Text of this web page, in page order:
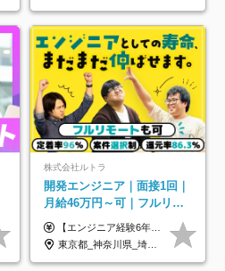
株式会社ルトラ
開発エンジニア｜面接1回｜
月給46万円～可｜フルリモ
ートも可｜案件選択制｜定
着率96％以上｜副業OK｜住
宅手当
【エンジニア経験6年以上の方】 月給46万円～100万円（固定残業代含む） ※上記月給には月30時間分の固定残業代（月8万7,400円～月19万円）を含む。超過分は全額支給。 【エンジニア経験4年以上の方】 月給42万円～100万円（固定残業代含む） ※上記月給には月30時間分の固定残業代（月7万9,800円～月19万円）を含む。超過分は全額支給。 【エンジニア経験4年未満の方】 月給38万円～100万円（固定残業代含む） ※上記月給には月30時間分の固定残業代（月7万2,200円～月19万円）を含む。超過分は全額支給。 ※経験、スキル、前職給与などを踏まえて決定。 ◆ルトラの給与制度のポイント！◆ ・社員の95%が入社時に年収UP！最高で300万円UPの実績も ・平均還元率86.3%（交通費・住宅手当・会社負担分の社保も含む） ・人柄やポテンシャルを評価し、スキル以上の希望年収を提示することも ・退職金制度やリファラル手当（平均50万円）あり
東京都_神奈川県_埼玉県_千葉県_大阪府_愛知県_北海道_青森県_岩手県_宮城県_秋田県_山形県_福島県_茨城県_栃木県_群馬県_新潟県_山梨県_長野県_富山県_石川県_福井県_静岡県_岐阜県_三重県_兵庫県_京都府_滋賀県_奈良県_和歌山県_広島県_岡山県_鳥取県_島根県_山口県_徳島県_香川県_愛媛県_高知県_福岡県_熊本県_佐賀県_長崎県_大分県_宮崎県_鹿児島県_沖縄県